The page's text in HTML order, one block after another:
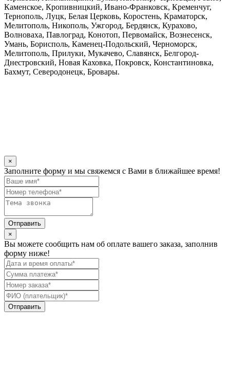
Каменское, Кропивницкий, Ивано-Франковск, Кременчуг,
Тернополь, Луцк, Белая Церковь, Коростень, Краматорск,
Мелитополь, Никополь, Ужгород, Бердянск, Курахово,
Волноваха, Павлоград, Конотоп, Первомайск, Вознесенск,
Умань, Борисполь, Каменец-Подольский, Черноморск,
Мелитополь, Прилуки, Мукачево, Славянск, Белгород-
Днестровский, Новая Каховка, Покровск, Константиновка,
Бахмут, Северодонецк, Бровары.
×
Заполните форму и мы свяжемся c Вами в ближайшее время!
×
Вы можете сообщить нам об оплате вашего заказа, заполнив
форму ниже!